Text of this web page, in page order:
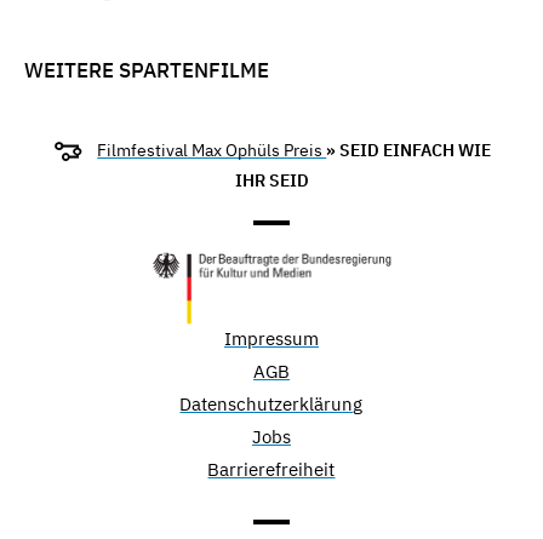
WEITERE SPARTENFILME
Filmfestival Max Ophüls Preis » SEID EINFACH WIE
IHR SEID
Impressum
AGB
Datenschutzerklärung
Jobs
Barrierefreiheit